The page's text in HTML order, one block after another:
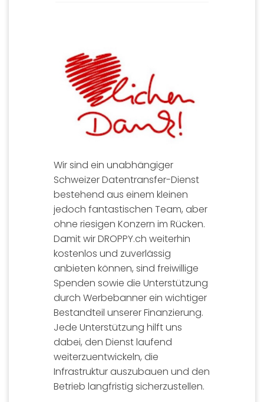
Wir sind ein unabhängiger
Schweizer Datentransfer-Dienst
bestehend aus einem kleinen
jedoch fantastischen Team, aber
ohne riesigen Konzern im Rücken.
Damit wir DROPPY.ch weiterhin
kostenlos und zuverlässig
anbieten können, sind freiwillige
Spenden sowie die Unterstützung
durch Werbebanner ein wichtiger
Bestandteil unserer Finanzierung.
Jede Unterstützung hilft uns
dabei, den Dienst laufend
weiterzuentwickeln, die
Infrastruktur auszubauen und den
Betrieb langfristig sicherzustellen.